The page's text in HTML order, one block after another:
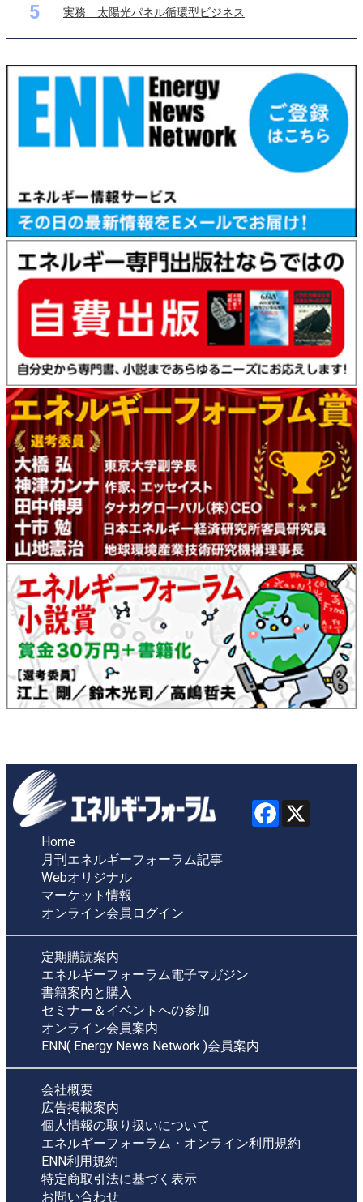
5 実務 太陽光パネル循環型ビジネス
Home
月刊エネルギーフォーラム記事
Webオリジナル
マーケット情報
オンライン会員ログイン
定期購読案内
エネルギーフォーラム電子マガジン
書籍案内と購入
セミナー＆イベントへの参加
オンライン会員案内
ENN( Energy News Network )会員案内
会社概要
広告掲載案内
個人情報の取り扱いについて
エネルギーフォーラム・オンライン利用規約
ENN利用規約
特定商取引法に基づく表示
お問い合わせ